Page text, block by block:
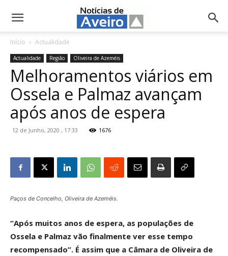
NotíciasdeAveiro.pt
Início Actualidade
Actualidade Região Oliveira de Azeméis
Melhoramentos viários em
Ossela e Palmaz avançam
após anos de espera
12 de Junho, 2020 , 17:33 1676
Paços de Concelho, Oliveira de Azeméis.
“Após muitos anos de espera, as populações de
Ossela e Palmaz vão finalmente ver esse tempo
recompensado”. É assim que a Câmara de Oliveira de